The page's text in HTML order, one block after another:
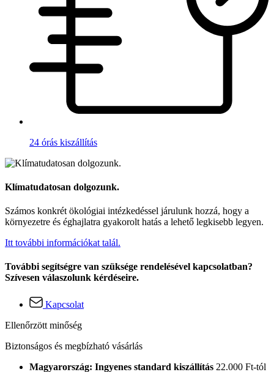
24 órás kiszállítás
Klímatudatosan dolgozunk.
Számos konkrét ökológiai intézkedéssel járulunk hozzá, hogy a
környezetre és éghajlatra gyakorolt hatás a lehető legkisebb legyen.
Itt további információkat talál.
További segítségre van szüksége rendelésével kapcsolatban?
Szívesen válaszolunk kérdéseire.
Kapcsolat
Ellenőrzött minőség
Biztonságos és megbízható vásárlás
Magyarország: Ingyenes standard kiszállítás 22.000 Ft-tól